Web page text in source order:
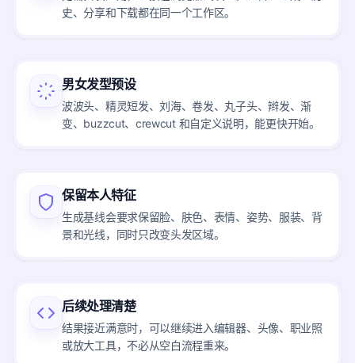
史、分享和下载都在同一个工作区。
男女发型预设
波波头、精灵短发、刘海、卷发、丸子头、辫发、渐
变、buzzcut、crewcut 和自定义说明，能更快开始。
保留本人特征
生成基线会要求保留脸、肤色、表情、姿势、服装、背
景和光线，同时只改变头发区域。
后续处理清楚
结果接近满意时，可以继续进入编辑器、头像、职业照
或放大工具，不必从空白流程重来。